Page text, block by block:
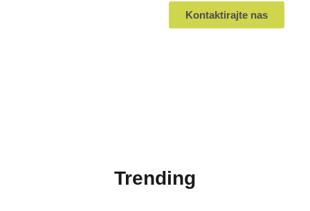
Kontaktirajte nas
Trending